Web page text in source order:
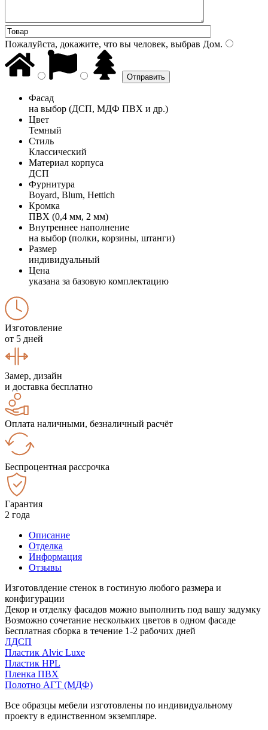
Пожалуйста, докажите, что вы человек, выбрав Дом.
Фасад
на выбор (ДСП, МДФ ПВХ и др.)
Цвет
Темный
Стиль
Классический
Материал корпуса
ДСП
Фурнитура
Boyard, Blum, Hettich
Кромка
ПВХ (0,4 мм, 2 мм)
Внутреннее наполнение
на выбор (полки, корзины, штанги)
Размер
индивидуальный
Цена
указана за базовую комплектацию
Изготовление
от 5 дней
Замер, дизайн
и доставка бесплатно
Оплата наличными, безналичный расчёт
Беспроцентная рассрочка
Гарантия
2 года
Описание
Отделка
Информация
Отзывы
Изготовлдение стенок в гостиную любого размера и
конфигурации
Декор и отделку фасадов можно выполнить под вашу задумку
Возможно сочетание нескольких цветов в одном фасаде
Бесплатная сборка в течение 1-2 рабочих дней
ЛДСП
Пластик Alvic Luxe
Пластик HPL
Пленка ПВХ
Полотно АГТ (МДФ)
Все образцы мебели изготовлены по индивидуальному
проекту в единственном экземпляре.